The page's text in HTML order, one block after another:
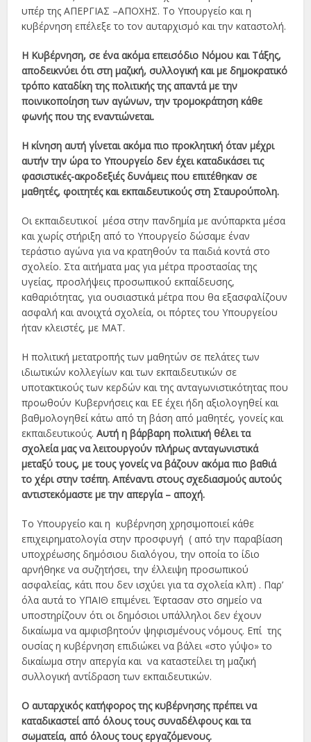
υπέρ της ΑΠΕΡΓΙΑΣ –ΑΠΟΧΗΣ. Το Υπουργείο και η
κυβέρνηση επέλεξε το τον αυταρχισμό και την καταστολή.
Η Κυβέρνηση, σε ένα ακόμα επεισόδιο Νόμου και Τάξης,
αποδεικνύει ότι στη μαζική, συλλογική και με δημοκρατικό
τρόπο καταδίκη της πολιτικής της απαντά με την
ποινικοποίηση των αγώνων, την τρομοκράτηση κάθε
φωνής που της εναντιώνεται.
Η κίνηση αυτή γίνεται ακόμα πιο προκλητική όταν μέχρι
αυτήν την ώρα το Υπουργείο δεν έχει καταδικάσει τις
φασιστικές-ακροδεξιές δυνάμεις που επιτέθηκαν σε
μαθητές, φοιτητές και εκπαιδευτικούς στη Σταυρούπολη.
Οι εκπαιδευτικοί μέσα στην πανδημία με ανύπαρκτα μέσα
και χωρίς στήριξη από το Υπουργείο δώσαμε έναν
τεράστιο αγώνα για να κρατηθούν τα παιδιά κοντά στο
σχολείο. Στα αιτήματα μας για μέτρα προστασίας της
υγείας, προσλήψεις προσωπικού εκπαίδευσης,
καθαριότητας, για ουσιαστικά μέτρα που θα εξασφαλίζουν
ασφαλή και ανοιχτά σχολεία, οι πόρτες του Υπουργείου
ήταν κλειστές, με ΜΑΤ.
Η πολιτική μετατροπής των μαθητών σε πελάτες των
ιδιωτικών κολλεγίων και των εκπαιδευτικών σε
υποτακτικούς των κερδών και της ανταγωνιστικότητας που
προωθούν Κυβερνήσεις και ΕΕ έχει ήδη αξιολογηθεί και
βαθμολογηθεί κάτω από τη βάση από μαθητές, γονείς και
εκπαιδευτικούς.Αυτή η βάρβαρη πολιτική θέλει τα
σχολεία μας να λειτουργούν πλήρως ανταγωνιστικά
μεταξύ τους, με τους γονείς να βάζουν ακόμα πιο βαθιά
το χέρι στην τσέπη. Απέναντι στους σχεδιασμούς αυτούς
αντιστεκόμαστε με την απεργία – αποχή.
Το Υπουργείο και η κυβέρνηση χρησιμοποιεί κάθε
επιχειρηματολογία στην προσφυγή ( από την παραβίαση
υποχρέωσης δημόσιου διαλόγου, την οποία το ίδιο
αρνήθηκε να συζητήσει, την έλλειψη προσωπικού
ασφαλείας, κάτι που δεν ισχύει για τα σχολεία κλπ) . Παρ’
όλα αυτά το ΥΠΑΙΘ επιμένει. Έφτασαν στο σημείο να
υποστηρίζουν ότι οι δημόσιοι υπάλληλοι δεν έχουν
δικαίωμα να αμφισβητούν ψηφισμένους νόμους. Επί της
ουσίας η κυβέρνηση επιδιώκει να βάλει «στο γύψο» το
δικαίωμα στην απεργία και να καταστείλει τη μαζική
συλλογική αντίδραση των εκπαιδευτικών.
Ο αυταρχικός κατήφορος της κυβέρνησης πρέπει να
καταδικαστεί από όλους τους συναδέλφους και τα
σωματεία, από όλους τους εργαζόμενους.